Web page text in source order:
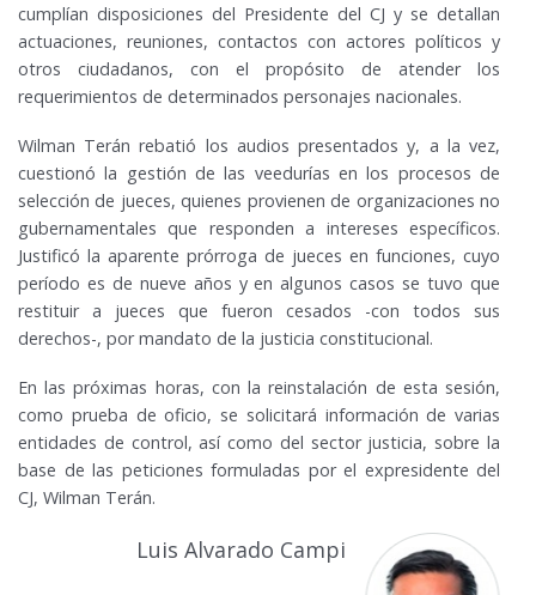
cumplían disposiciones del Presidente del CJ y se detallan
actuaciones, reuniones, contactos con actores políticos y
otros ciudadanos, con el propósito de atender los
requerimientos de determinados personajes nacionales.
Wilman Terán rebatió los audios presentados y, a la vez,
cuestionó la gestión de las veedurías en los procesos de
selección de jueces, quienes provienen de organizaciones no
gubernamentales que responden a intereses específicos.
Justificó la aparente prórroga de jueces en funciones, cuyo
período es de nueve años y en algunos casos se tuvo que
restituir a jueces que fueron cesados -con todos sus
derechos-, por mandato de la justicia constitucional.
En las próximas horas, con la reinstalación de esta sesión,
como prueba de oficio, se solicitará información de varias
entidades de control, así como del sector justicia, sobre la
base de las peticiones formuladas por el expresidente del
CJ, Wilman Terán.
Luis Alvarado Campi